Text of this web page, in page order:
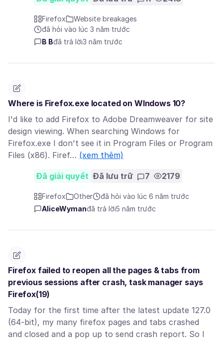
Firefox
Website breakages
đã hỏi vào lúc 3 năm trước
B Bđã trả lời3 năm trước
Where is Firefox.exe located on WIndows 10?
I'd like to add Firefox to Adobe Dreamweaver for site
design viewing. When searching Windows for
Firefox.exe I don't see it in Program Files or Program
Files (x86). Firef… (xem thêm)
Đã giải quyết Đã lưu trữ 7 2179
Firefox Other
đã hỏi vào lúc 6 năm trước
AliceWymanđã trả lời5 năm trước
Firefox failed to reopen all the pages & tabs from
previous sessions after crash, task manager says
Firefox(19)
Today for the first time after the latest update 127.0
(64-bit), my many firefox pages and tabs crashed
and closed and a pop up to send crash report. So I